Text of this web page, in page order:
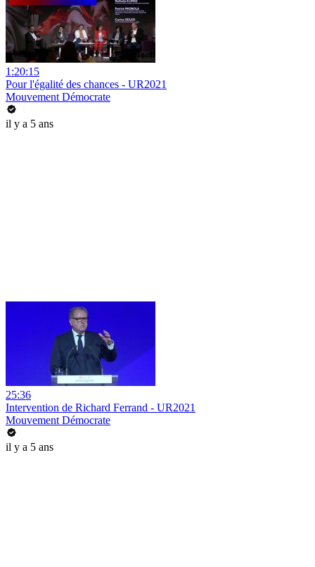
1:20:15
Pour l'égalité des chances - UR2021
Mouvement Démocrate
il y a 5 ans
25:36
Intervention de Richard Ferrand - UR2021
Mouvement Démocrate
il y a 5 ans